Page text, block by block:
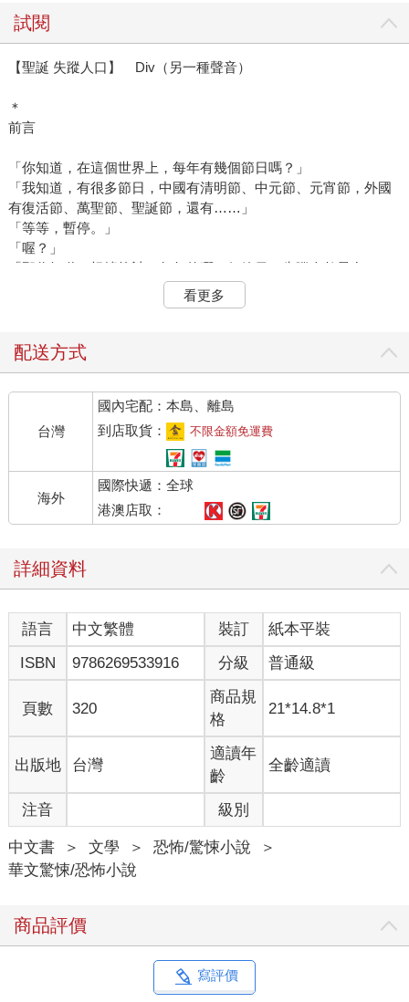
試閱
【聖誕 失蹤人口】 Div（另一種聲音）
＊
前言
「你知道，在這個世界上，每年有幾個節日嗎？」
「我知道，有很多節日，中國有清明節、中元節、元宵節，外國
有復活節、萬聖節、聖誕節，還有……」
「等等，暫停。」
「喔？」
「那你知道，根據統計，每年的哪一個節日，失蹤人數最多
「咦？失蹤人數和節日哪有關係？」
常的驚人呢。」
「我和你說，就是天空下著雪，巷口播放著溫馨音樂，人們躲在
溫暖屋子裡和家人團聚，舉起酒杯互相擁抱的那個節日……」
「聖誕節？」
「啊？真的假的！」
「每年世界上失蹤人口最多的一天，就是聖誕節，而且，是其他
節日，整整二十倍。」
每一年，聖誕節失蹤的人，是一年其他日子的二十倍？
第一章 火車上的失蹤案
小梅，就是在三年前的聖誕節失蹤的。
對阿盛而言，小梅的失蹤就像是生命中一個永遠關不起來的盒
子，不只如此，盒內還不斷發出各種呢喃低語，糾纏且困擾著阿
阿盛和小梅，以及小安，三人從小一起長大，小梅失蹤的時候已
經十七歲，高中二年級，絕對是已經能夠照顧自己、遇到危險知
不過雖然一起長大，但阿盛的成績卻和小梅天差地遠，阿盛是那
種萬年吊車尾，而小梅卻是師長眼中品學兼優的學生。
他們兩人卻很常走在一起，小梅總是笑阿盛的名次從後面數起來
比較快，而阿盛則說小梅是標準書呆子。
不過，當有人對小梅問起阿盛，小梅的回答卻是真心的讚賞。
「他啊，其實超聰明的，就是不愛唸書，你沒看過他玩電腦，架
有點害羞的表情。「坦白說，小梅才不是一般的書呆子，小時候
我跑步還跑輸她勒，她眼鏡只要一脫掉，超正的。」
不過，阿盛與小梅的默契，卻在三年前的聖誕節戛然而止，因為
看更多
配送方式
台灣
國內宅配：本島、離島
到店取貨：
不限金額免運費
海外
國際快遞：全球
港澳店取：
詳細資料
語言 中文繁體 裝訂
紙本平裝
ISBN
9786269533916 分級 普通級
頁數 320
商品規
格
21*14.8*1
出版地 台灣
適讀年
齡
全齡適讀
注音 級別
中文書 ＞ 文學 ＞ 恐怖/驚悚小說
＞
華文驚悚/恐怖小說
商品評價
寫評價